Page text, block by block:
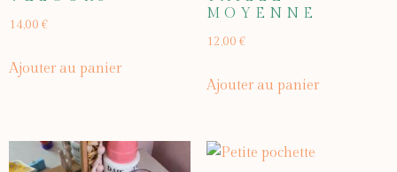
14,00 €
Ajouter au panier
MOYENNE
12,00 €
Ajouter au panier